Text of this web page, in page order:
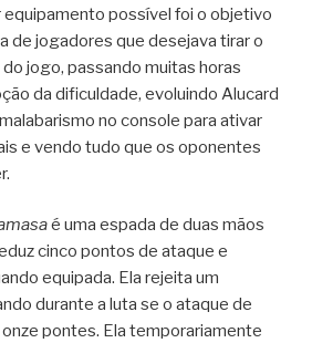
equipamento possível foi o objetivo
de jogadores que desejava tirar o
jogo, passando muitas horas
da dificuldade, evoluindo Alucard
no console para ativar
e vendo tudo que os oponentes
é uma espada de duas mãos
cinco pontos de ataque e
equipada. Ela rejeita um
durante a luta se o ataque de
pontes. Ela temporariamente